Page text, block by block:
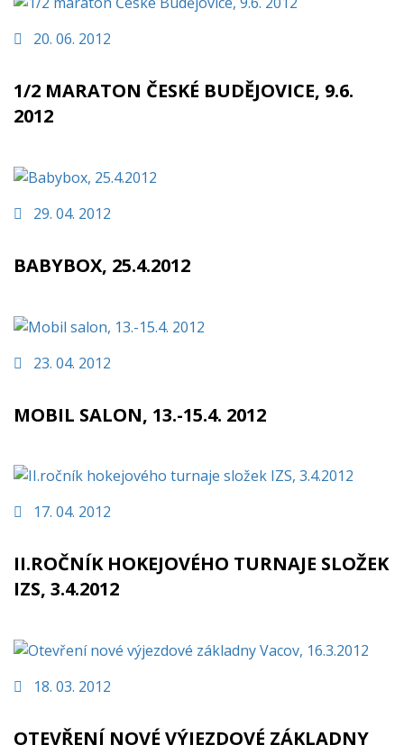
20. 06. 2012
1/2 MARATON ČESKÉ BUDĚJOVICE, 9.6.
2012
29. 04. 2012
BABYBOX, 25.4.2012
23. 04. 2012
MOBIL SALON, 13.-15.4. 2012
17. 04. 2012
II.ROČNÍK HOKEJOVÉHO TURNAJE SLOŽEK
IZS, 3.4.2012
18. 03. 2012
OTEVŘENÍ NOVÉ VÝJEZDOVÉ ZÁKLADNY